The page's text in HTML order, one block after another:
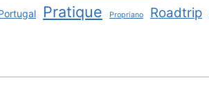
Pratique Propriano Roadtrip